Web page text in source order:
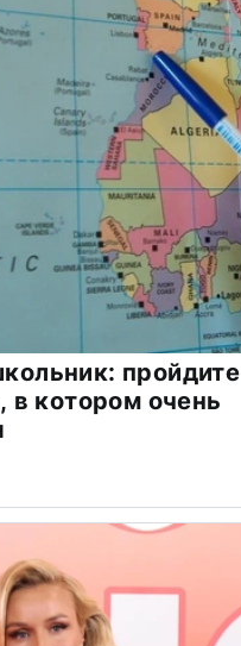
пройдите
в котором очень